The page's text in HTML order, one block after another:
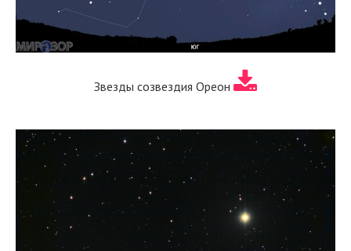
Звезды созвездия Ореон